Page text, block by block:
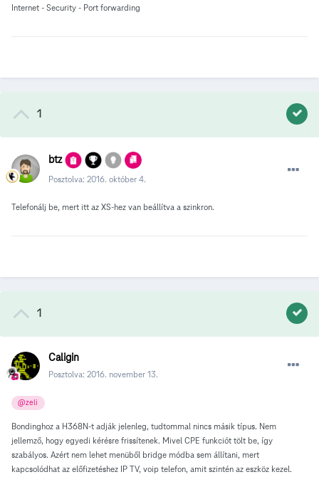
Internet - Security - Port forwarding
1
btz
Posztolva: 2016. október 4.
Telefonálj be, mert itt az XS-hez van beállítva a szinkron.
1
Caligin
Posztolva: 2016. november 13.
@zeli
Bondinghoz a H368N-t adják jelenleg, tudtommal nincs másik típus. Nem
jellemző, hogy egyedi kérésre frissítenek. Mivel CPE funkciót tölt be, így
szabályos. Azért nem lehet menüből bridge módba sem állítani, mert
kapcsolódhat az előfizetéshez IP TV, voip telefon, amit szintén az eszköz kezel.